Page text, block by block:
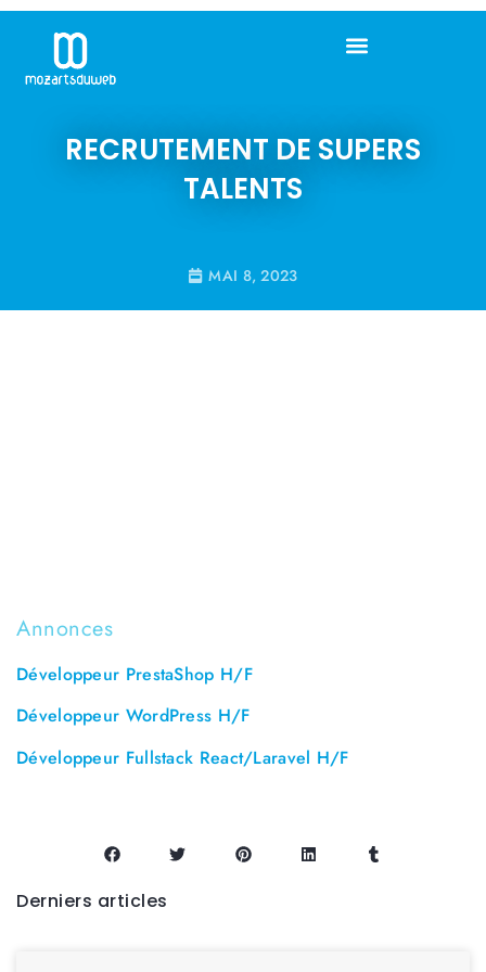
RECRUTEMENT DE SUPERS
TALENTS
MAI 8, 2023
Annonces
Développeur PrestaShop H/F
Développeur WordPress H/F
Développeur Fullstack React/Laravel H/F
Derniers articles